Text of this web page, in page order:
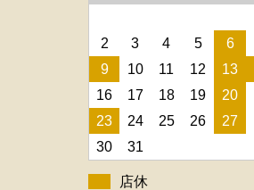
2
3 4 5 6
9
10 11 12 13
16
17 18 19 20
23
24 25 26 27
30
31
店休